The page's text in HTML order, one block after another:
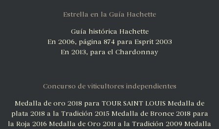
Estrella en la Guía Hachette
Guía histórica Hachette
En 2006, página 874 para Esprit 2003
En 2013, para el Chardonnay
Concurso de viticultores independientes
Medalla de oro 2018 para TOUR SAINT LOUIS Medalla de
plata 2018 a la Tradición 2015 Medalla de Bronce 2018 para
la Roja 2016 Medalla de Oro 2011 a la Tradición 2009 Medalla